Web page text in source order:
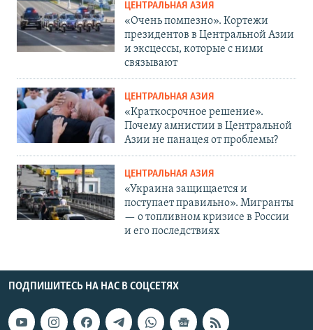
ЦЕНТРАЛЬНАЯ АЗИЯ
«Очень помпезно». Кортежи
президентов в Центральной Азии
и эксцессы, которые с ними
связывают
ЦЕНТРАЛЬНАЯ АЗИЯ
«Краткосрочное решение».
Почему амнистии в Центральной
Азии не панацея от проблемы?
ЦЕНТРАЛЬНАЯ АЗИЯ
«Украина защищается и
поступает правильно». Мигранты
— о топливном кризисе в России
и его последствиях
ПОДПИШИТЕСЬ НА НАС В СОЦСЕТЯХ